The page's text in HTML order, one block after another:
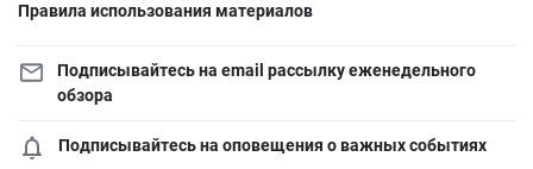
Правила использования материалов
Подписывайтесь на email рассылку еженедельного
обзора
Подписывайтесь на оповещения о важных событиях